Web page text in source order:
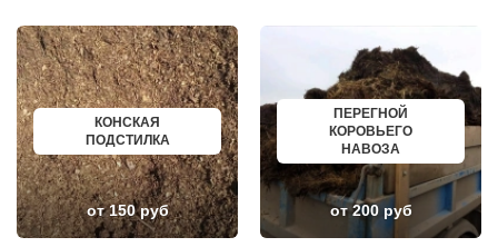
ВОСТОЧНЫЙ
ВОСТРЯКОВО
ВОСХОД
ВЫСОКОВСК
ГАЗОПРОВОД
ГЛАГОЛЕВО
ГЛЕБОВСКИЙ
ГОЛИЦИНО
ГОРКИ ЛЕНИНСКИЕ
ГОРКИ-10
ДАВЫДОВО
ДЕДЕНЕВО
ДЕДОВСК
СЕРТОЛОВО
НЕФТЕКАМСК
БОГОРОДСК
АРТЕМ
ГОРЯЧИЙ КЛЮЧ
БОРОВИЧИ
ХАНТЫ МАНСИЙСК
ДМИТРИЕВ
ПЕТРОПАВЛОВСК КАМЧАТСКИЙ
АПШЕРОНСК
ВЕЛИКИЕ ЛУКИ
КОНСКАЯ
ПОДСТИЛКА
от 150 руб
ПЕРЕГНОЙ
КОРОВЬЕГО
НАВОЗА
от 200 руб